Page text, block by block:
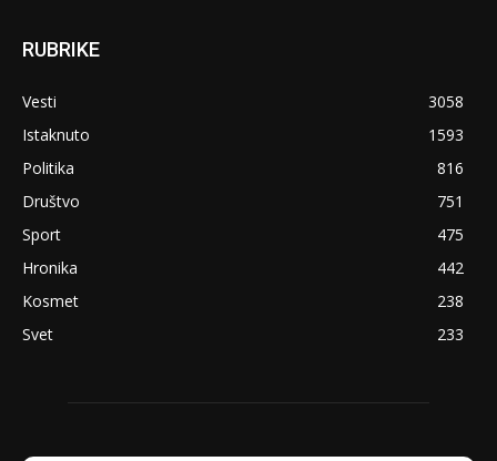
RUBRIKE
Vesti
3058
Istaknuto
1593
Politika
816
Društvo
751
Sport
475
Hronika
442
Kosmet
238
Svet
233